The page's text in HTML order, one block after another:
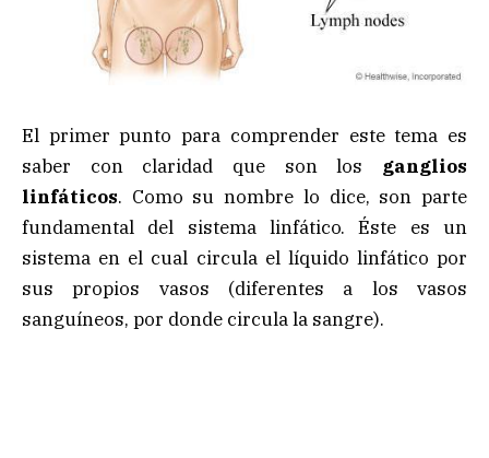
El primer punto para comprender este tema es
saber con claridad que son los ganglios
linfáticos. Como su nombre lo dice, son parte
fundamental del sistema linfático. Éste es un
sistema en el cual circula el líquido linfático por
sus propios vasos (diferentes a los vasos
sanguíneos, por donde circula la sangre).